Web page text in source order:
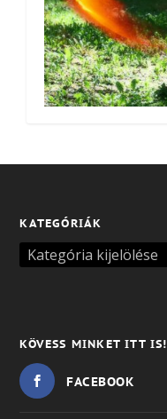
KATEGÓRIÁK
KÖVESS MINKET ITT IS!
FACEBOOK